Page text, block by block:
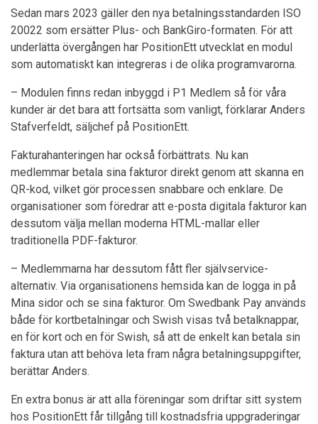
Sedan mars 2023 gäller den nya betalningsstandarden ISO
20022 som ersätter Plus- och BankGiro-formaten. För att
underlätta övergången har PositionEtt utvecklat en modul
som automatiskt kan integreras i de olika programvarorna.
– Modulen finns redan inbyggd i P1 Medlem så för våra
kunder är det bara att fortsätta som vanligt, förklarar Anders
Stafverfeldt, säljchef på PositionEtt.
Fakturahanteringen har också förbättrats. Nu kan
medlemmar betala sina fakturor direkt genom att skanna en
QR-kod, vilket gör processen snabbare och enklare. De
organisationer som föredrar att e-posta digitala fakturor kan
dessutom välja mellan moderna HTML-mallar eller
traditionella PDF-fakturor.
– Medlemmarna har dessutom fått fler självservice-
alternativ. Via organisationens hemsida kan de logga in på
Mina sidor och se sina fakturor. Om Swedbank Pay används
både för kortbetalningar och Swish visas två betalknappar,
en för kort och en för Swish, så att de enkelt kan betala sin
faktura utan att behöva leta fram några betalningsuppgifter,
berättar Anders.
En extra bonus är att alla föreningar som driftar sitt system
hos PositionEtt får tillgång till kostnadsfria uppgraderingar